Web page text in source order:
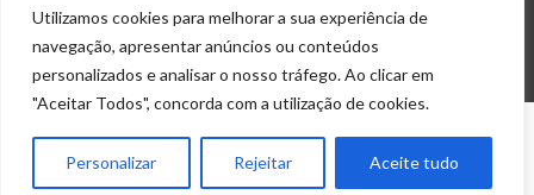
Utilizamos cookies para melhorar a sua experiência de
navegação, apresentar anúncios ou conteúdos
personalizados e analisar o nosso tráfego. Ao clicar em
"Aceitar Todos", concorda com a utilização de cookies.
Personalizar Rejeitar Aceite tudo
© ALL RIGHTS RESERVED 2024 THEME: PROMOS BY